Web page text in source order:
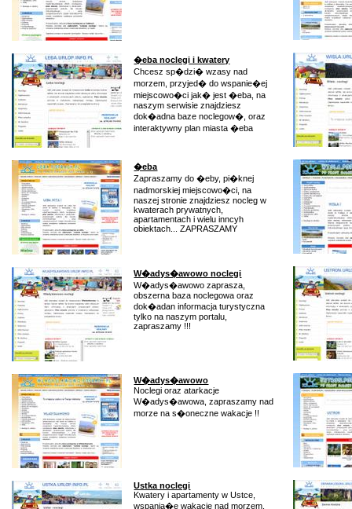
�eba noclegi i kwatery
Chcesz sp�dzi� wzasy nad
morzem, przyjed� do wspanie�ej
miejscowo�ci jak� jest �eba, na
naszym serwisie znajdziesz
dok�adna baze noclegow�, oraz
interaktywny plan miasta �eba
�eba
Zapraszamy do �eby, pi�knej
nadmorskiej miejscowo�ci, na
naszej stronie znajdziesz nocleg w
kwaterach prywatnych,
apartamentach i wielu inncyh
obiektach... ZAPRASZAMY
W�adys�awowo noclegi
W�adys�awowo zaprasza,
obszerna baza noclegowa oraz
dok�adan informacja turystyczna
tylko na naszym portalu,
zapraszamy !!!
W�adys�awowo
Noclegi oraz atarkacje
W�adys�awowa, zapraszamy nad
morze na s�oneczne wakacje !!
Ustka noclegi
Kwatery i apartamenty w Ustce,
wspania�e wakacje nad morzem,